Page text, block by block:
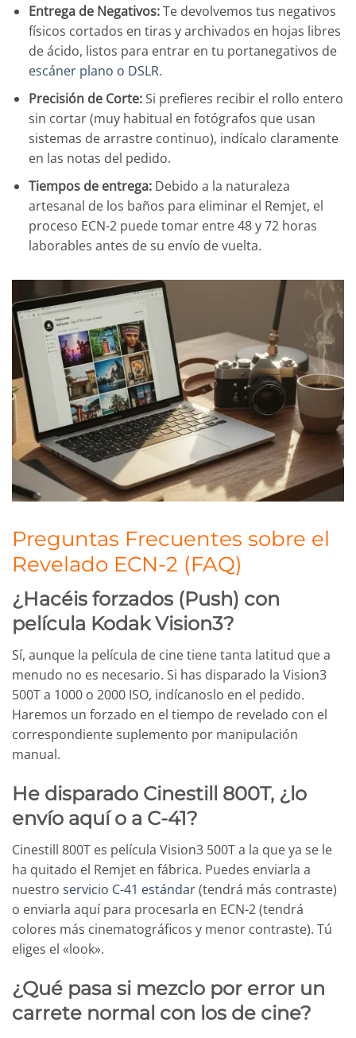
Entrega de Negativos:Te devolvemos tus negativos
físicos cortados en tiras y archivados en hojas libres
de ácido, listos para entrar en tu portanegativos de
escáner plano o DSLR.
Precisión de Corte:Si prefieres recibir el rollo entero
sin cortar (muy habitual en fotógrafos que usan
sistemas de arrastre continuo), indícalo claramente
en las notas del pedido.
Tiempos de entrega:Debido a la naturaleza
artesanal de los baños para eliminar el Remjet, el
proceso ECN-2 puede tomar entre 48 y 72 horas
laborables antes de su envío de vuelta.
Preguntas Frecuentes sobre el
Revelado ECN-2 (FAQ)
¿Hacéis forzados (Push) con
película Kodak Vision3?
Sí, aunque la película de cine tiene tanta latitud que a
menudo no es necesario. Si has disparado la Vision3
500T a 1000 o 2000 ISO, indícanoslo en el pedido.
Haremos un forzado en el tiempo de revelado con el
correspondiente suplemento por manipulación
manual.
He disparado Cinestill 800T, ¿lo
envío aquí o a C-41?
Cinestill 800T es película Vision3 500T a la que ya se le
ha quitado el Remjet en fábrica. Puedes enviarla a
nuestro servicio C-41 estándar(tendrá más contraste)
o enviarla aquí para procesarla en ECN-2 (tendrá
colores más cinematográficos y menor contraste). Tú
eliges el «look».
¿Qué pasa si mezclo por error un
carrete normal con los de cine?